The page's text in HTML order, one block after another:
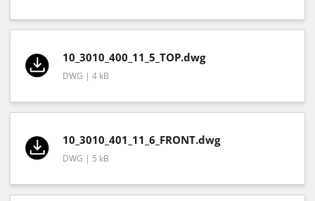
10_3010_400_11_5_TOP.dwg
DWG | 4 kB
10_3010_401_11_6_FRONT.dwg
DWG | 5 kB